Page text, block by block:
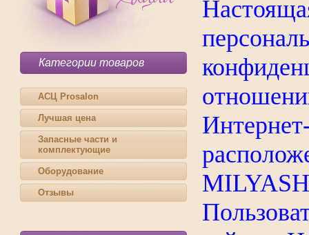
Категории товаров
АСЦ Prosalon
Лучшая цена
Запасные части и
комплектующие
Оборудование
Отзывы